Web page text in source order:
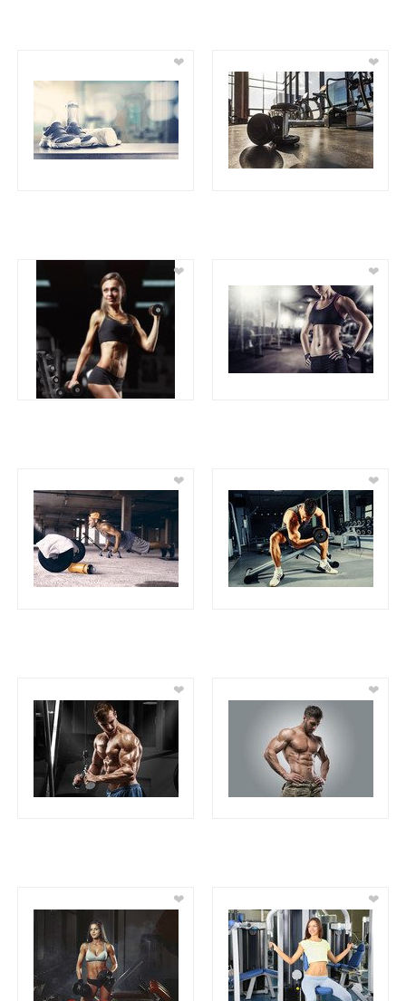
❤ ❤
❤ ❤
❤ ❤
❤ ❤
❤ ❤